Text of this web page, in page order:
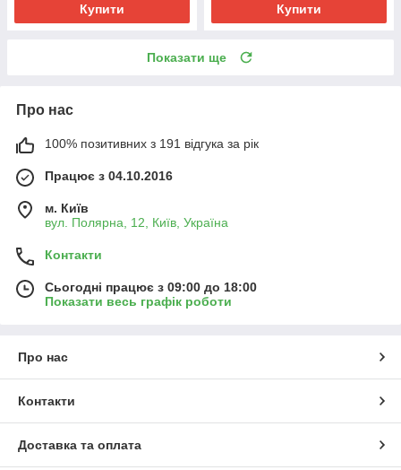
Купити Купити
Показати ще
Про нас
100% позитивних з 191 відгука за рік
Працює з 04.10.2016
м. Київ
вул. Полярна, 12, Київ, Україна
Контакти
Сьогодні працює з 09:00 до 18:00
Показати весь графік роботи
Про нас
Контакти
Доставка та оплата